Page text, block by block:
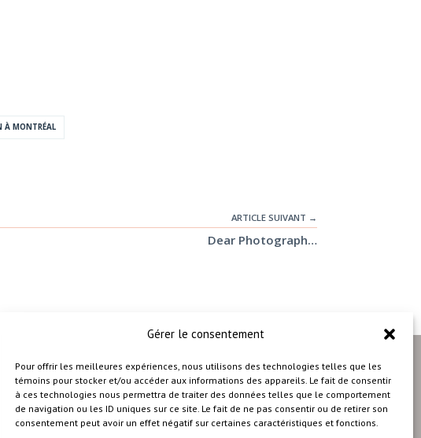
Gérer le consentement
Pour offrir les meilleures expériences, nous utilisons des technologies telles que les
témoins pour stocker et/ou accéder aux informations des appareils. Le fait de consentir
à ces technologies nous permettra de traiter des données telles que le comportement
de navigation ou les ID uniques sur ce site. Le fait de ne pas consentir ou de retirer son
consentement peut avoir un effet négatif sur certaines caractéristiques et fonctions.
À MONTRÉAL
ARTICLE SUIVANT →
Dear Photograph…